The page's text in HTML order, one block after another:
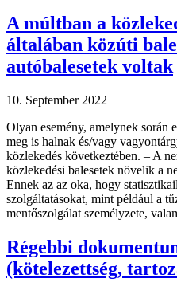
A múltban a
általában közúti
autóbalesetek voltak
10. September 2022
Olyan esemény, amelynek során
meg is halnak és/vagy
közlekedés következtében. – A
közlekedési balesetek növelik a
Ennek az az oka, hogy
szolgáltatásokat, mint például a
mentőszolgálat személyzete,
Régebbi
(kötelezettség,